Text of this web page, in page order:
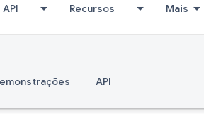
API Recursos Mais
API